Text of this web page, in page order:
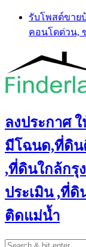
Skip
content
รับโพสต์ขาย
คอนโดด่วน,
ลงประกาศ
มีโฉนด,ที่ดิน
,ที่ดินใกล้กรุ
ประเมิน ,ที่
ติดแม่น้ำ